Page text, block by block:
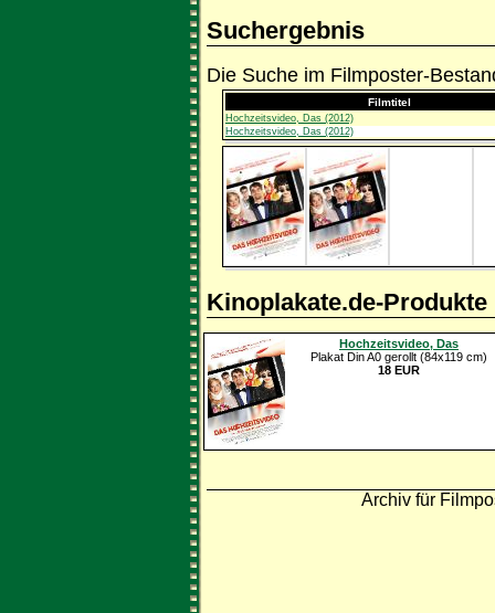
Suchergebnis
Die Suche im Filmposter-
Filmtitel
Hochzeitsvideo, Das (2012)
Hochzeitsvideo, Das (2012)
Kinoplakate.de-Produkte
Hochzeitsvideo, Das
Plakat Din A0 gerollt (84x119 cm)
18 EUR
Archiv für